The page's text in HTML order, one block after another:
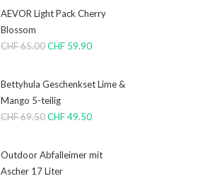
AEVOR Light Pack Cherry
Blossom
CHF65.00CHF 59.90
Bettyhula Geschenkset Lime &
Mango 5-teilig
CHF69.50CHF49.50
Outdoor Abfalleimer mit
Ascher 17 Liter